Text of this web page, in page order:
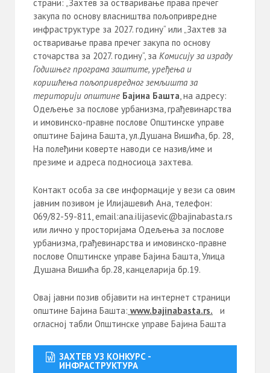
страни: „Захтев за остваривање права пречег
закупа по основу власништва пољопривредне
инфраструктуре за 2027. годину“ или „Захтев за
остваривање права пречег закупа по основу
сточарства за 2027. годину“, за Комисију за израду
Годишњег програма заштите, уређења и
коришћења пољопривредног земљишта за
територији општине Бајина Башта, на адресу:
Одељење за послове урбанизма, грађевинарства
и имовинско-правне послове Општинске управе
општине Бајина Башта, ул.Душана Вишића, бр. 28,
На полеђини коверте наводи се назив/име и
презиме и адреса подносиоца захтева.
Контакт особа за све информације у вези са овим
јавним позивом је Илијашевић Ана, телефон:
069/82-59-811, email:ana.ilijasevic@bajinabasta.rs
или лично у просторијама Одељења за послове
урбанизма, грађевинарства и имовинско-правне
послове Општинске управе Бајина Башта, Улица
Душана Вишића бр.28, канцеларија бр.19.
Овај јавни позив објавити на интернет страници
општине Бајина Башта: www.bajinabasta.rs. и
огласној табли Општинске управе Бајина Башта
ЗАХТЕВ УЗ КОНКУРС -
ИНФРАСТРУКТУРА